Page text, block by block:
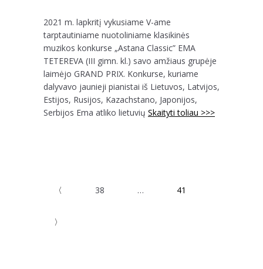
2021 m. lapkritį vykusiame V-ame
tarptautiniame nuotoliniame klasikinės
muzikos konkurse „Astana Classic” EMA
TETEREVA (III gimn. kl.) savo amžiaus grupėje
laimėjo GRAND PRIX. Konkurse, kuriame
dalyvavo jaunieji pianistai iš Lietuvos, Latvijos,
Estijos, Rusijos, Kazachstano, Japonijos,
Serbijos Ema atliko lietuvių Skaityti toliau >>>
〈 38 … 41
〉